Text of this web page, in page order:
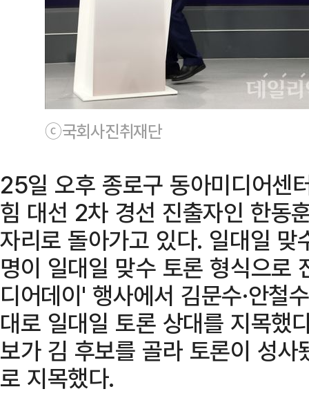
ⓒ국회사진취재단
25일 오후 종로구 동아미디어센
힘 대선 2차 경선 진출자인 한동
자리로 돌아가고 있다. 일대일
명이 일대일 맞수 토론 형식으로
디어데이' 행사에서 김문수·안철
대로 일대일 토론 상대를 지목했
보가 김 후보를 골라 토론이 성
로 지목했다.